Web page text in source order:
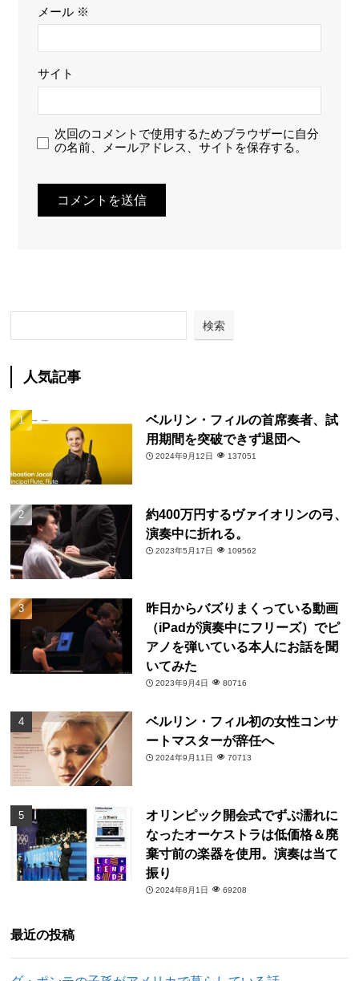
メール ※
サイト
次回のコメントで使用するためブラウザーに自分
の名前、メールアドレス、サイトを保存する。
検索
人気記事
ベルリン・フィルの首席奏者、試
用期間を突破できず退団へ
2024年9月12日 137051
約400万円するヴァイオリンの弓、
演奏中に折れる。
2023年5月17日 109562
昨日からバズりまくっている動画
（iPadが演奏中にフリーズ）でピ
アノを弾いている本人にお話を聞
いてみた
2023年9月4日 80716
ベルリン・フィル初の女性コンサ
ートマスターが辞任へ
2024年9月11日 70713
オリンピック開会式でずぶ濡れに
なったオーケストラは低価格＆廃
棄寸前の楽器を使用。演奏は当て
振り
2024年8月1日 69208
最近の投稿